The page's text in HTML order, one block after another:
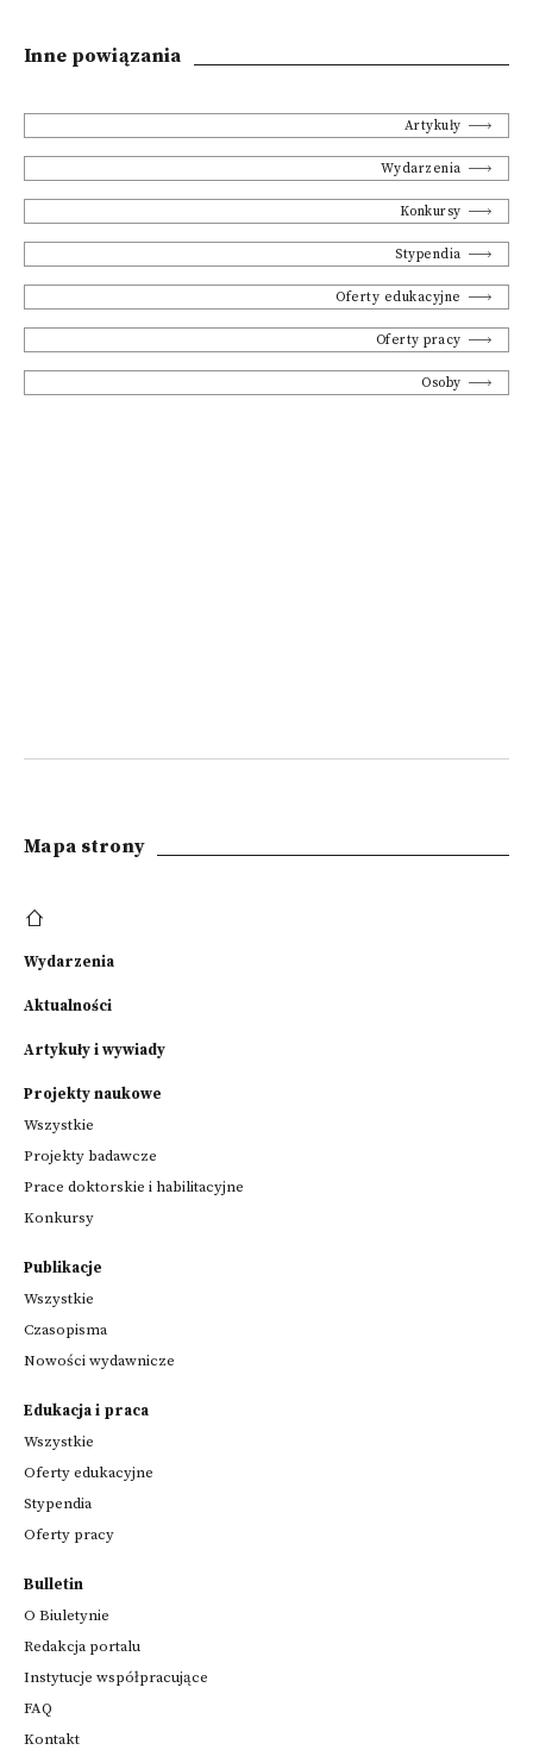
Inne powiązania
Artykuły
Wydarzenia
Konkursy
Stypendia
Oferty edukacyjne
Oferty pracy
Osoby
Mapa strony
Wydarzenia
Aktualności
Artykuły i wywiady
Projekty naukowe
Wszystkie
Projekty badawcze
Prace doktorskie i habilitacyjne
Konkursy
Publikacje
Wszystkie
Czasopisma
Nowości wydawnicze
Edukacja i praca
Wszystkie
Oferty edukacyjne
Stypendia
Oferty pracy
Bulletin
O Biuletynie
Redakcja portalu
Instytucje współpracujące
FAQ
Kontakt